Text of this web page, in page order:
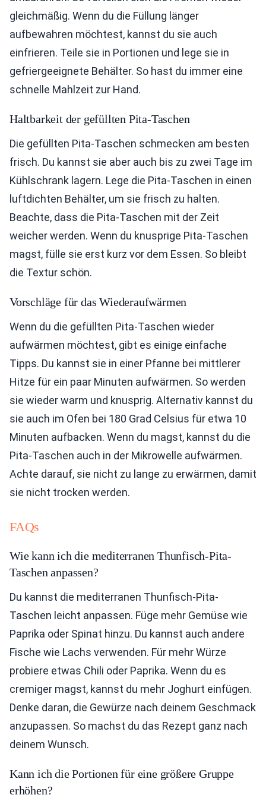
gleichmäßig. Wenn du die Füllung länger
aufbewahren möchtest, kannst du sie auch
einfrieren. Teile sie in Portionen und lege sie in
gefriergeeignete Behälter. So hast du immer eine
schnelle Mahlzeit zur Hand.
Haltbarkeit der gefüllten Pita-Taschen
Die gefüllten Pita-Taschen schmecken am besten
frisch. Du kannst sie aber auch bis zu zwei Tage im
Kühlschrank lagern. Lege die Pita-Taschen in einen
luftdichten Behälter, um sie frisch zu halten.
Beachte, dass die Pita-Taschen mit der Zeit
weicher werden. Wenn du knusprige Pita-Taschen
magst, fülle sie erst kurz vor dem Essen. So bleibt
die Textur schön.
Vorschläge für das Wiederaufwärmen
Wenn du die gefüllten Pita-Taschen wieder
aufwärmen möchtest, gibt es einige einfache
Tipps. Du kannst sie in einer Pfanne bei mittlerer
Hitze für ein paar Minuten aufwärmen. So werden
sie wieder warm und knusprig. Alternativ kannst du
sie auch im Ofen bei 180 Grad Celsius für etwa 10
Minuten aufbacken. Wenn du magst, kannst du die
Pita-Taschen auch in der Mikrowelle aufwärmen.
Achte darauf, sie nicht zu lange zu erwärmen, damit
sie nicht trocken werden.
FAQs
Wie kann ich die mediterranen Thunfisch-Pita-
Taschen anpassen?
Du kannst die mediterranen Thunfisch-Pita-
Taschen leicht anpassen. Füge mehr Gemüse wie
Paprika oder Spinat hinzu. Du kannst auch andere
Fische wie Lachs verwenden. Für mehr Würze
probiere etwas Chili oder Paprika. Wenn du es
cremiger magst, kannst du mehr Joghurt einfügen.
Denke daran, die Gewürze nach deinem Geschmack
anzupassen. So machst du das Rezept ganz nach
deinem Wunsch.
Kann ich die Portionen für eine größere Gruppe
erhöhen?